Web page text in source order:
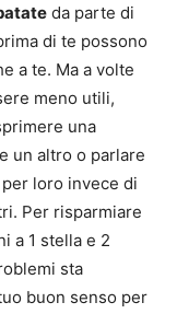
da parte di
di te possono
a te. Ma a volte
meno utili,
una
un altro o parlare
loro invece di
Per risparmiare
a 1 stella e 2
sta
buon senso per